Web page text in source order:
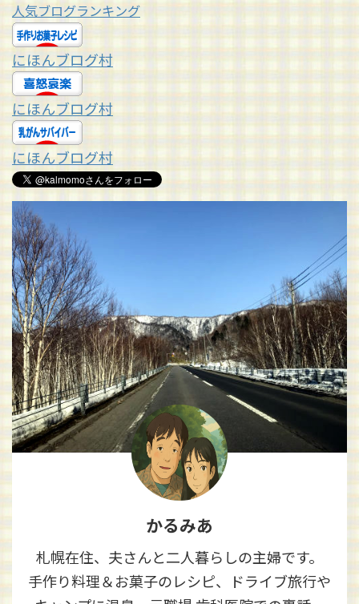
人気ブログランキング
にほんブログ村
にほんブログ村
にほんブログ村
かるみあ
札幌在住、夫さんと二人暮らしの主婦です。
手作り料理＆お菓子のレシピ、ドライブ旅行や